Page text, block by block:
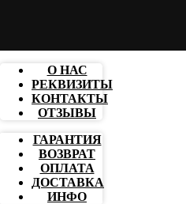
О НАС
РЕКВИЗИТЫ
КОНТАКТЫ
ОТЗЫВЫ
ГАРАНТИЯ
ВОЗВРАТ
ОПЛАТА
ДОСТАВКА
ИНФО